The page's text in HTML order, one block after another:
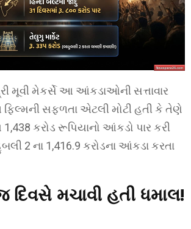
મૂવી મેકર્સે આ આંકડાઓની સત્તાવાર
ફિલ્મની સફળતા એટલી મોટી હતી કે તેણે
કરોડ રૂપિયાનો આંકડો પાર કરી
2 ના 1,416.9 કરોડના આંકડા કરતા
દિવસે મચાવી હતી ધમાલ!